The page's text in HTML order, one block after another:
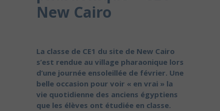
New Cairo
La classe de CE1 du site de New Cairo
s’est rendue au village pharaonique lors
d’une journée ensoleillée de février. Une
belle occasion pour voir « en vrai » la
vie quotidienne des anciens égyptiens
que les élèves ont étudiée en classe.